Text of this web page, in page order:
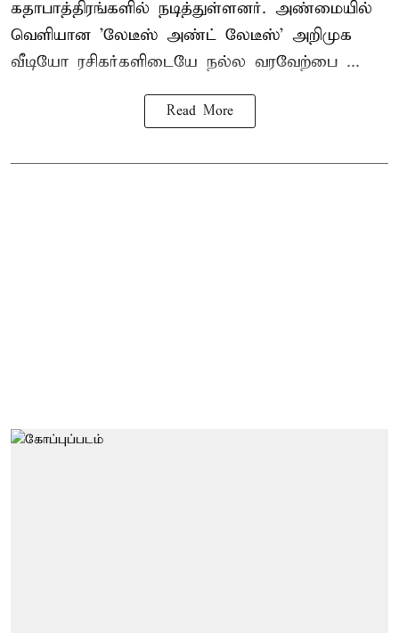
கதாபாத்திரங்களில் நடித்துள்ளனர். அண்மையில்
வெளியான 'லேடீஸ் அண்ட் லேடீஸ்' அறிமுக
வீடியோ ரசிகர்களிடையே நல்ல வரவேற்பை ...
Read More